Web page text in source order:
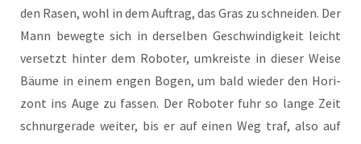
den Rasen, wohl in dem Auf­trag, das Gras zu schnei­den. Der
Mann beweg­te sich in der­sel­ben Geschwin­dig­keit leicht
ver­setzt hin­ter dem Robo­ter, umkreis­te in die­ser Wei­se
Bäu­me in einem engen Bogen, um bald wie­der den Hori­
zont ins Auge zu fas­sen. Der Robo­ter fuhr so lan­ge Zeit
schnur­ge­ra­de wei­ter, bis er auf einen Weg traf, also auf